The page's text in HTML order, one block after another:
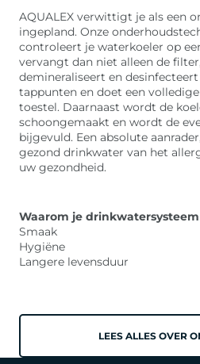
AQUALEX verwittigt je als een
ingepland. Onze
controleert je waterkoeler op
vervangt dan niet alleen de
demineraliseert en
tappunten en doet een
toestel. Daarnaast wordt de
schoongemaakt en wordt de
bijgevuld. Een absolute
gezond drinkwater van het
uw gezondheid.
Waarom je
Smaak
Hygiëne
Langere levensduur
LEES ALLES OVER